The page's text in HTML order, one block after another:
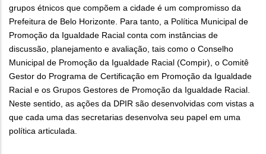
grupos étnicos que compõem a cidade é um compromisso da
Prefeitura de Belo Horizonte. Para tanto, a Política Municipal de
Promoção da Igualdade Racial conta com instâncias de
discussão, planejamento e avaliação, tais como o Conselho
Municipal de Promoção da Igualdade Racial (Compir), o Comitê
Gestor do Programa de Certificação em Promoção da Igualdade
Racial e os Grupos Gestores de Promoção da Igualdade Racial.
Neste sentido, as ações da DPIR são desenvolvidas com vistas a
que cada uma das secretarias desenvolva seu papel em uma
política articulada.